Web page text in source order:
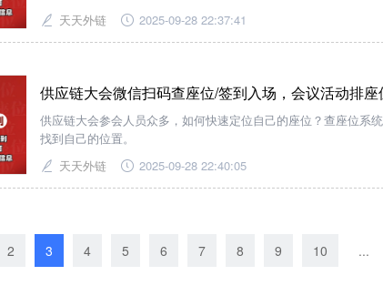
天天外链 2025-09-28 22:37:41
供应链大会微信扫码查座位/签到入场，会议活动排
供应链大会参会人员众多，如何快速定位自己的座位？查座位系
找到自己的位置。
天天外链
2025-09-28 22:40:05
2 3 4 5 6 7 8 9 10 ...